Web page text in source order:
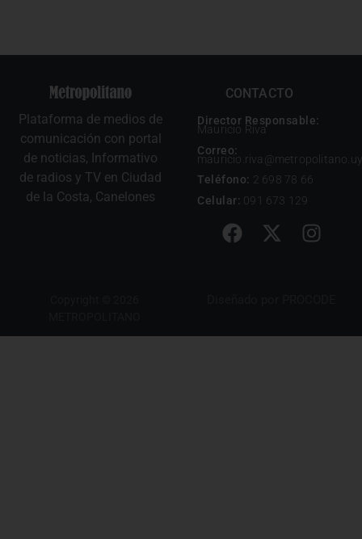
Plataforma de medios de
comunicación con portal
de noticias, Informativo
de radios y TV en Ciudad
de la Costa, Canelones
CONTACTO
Director Responsable:
Mauricio Riva
Correo:
mauricio.riva@metropolitano.uy
Teléfono: 2 698 78 66
Celular: 091 673 129